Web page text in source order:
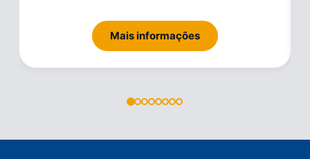
Mais informações